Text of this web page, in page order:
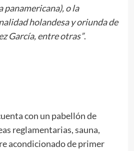
panamericana), o la
holandesa y oriunda de
García, entre otras”.
con un pabellón de
reglamentarias, sauna,
acondicionado de primer